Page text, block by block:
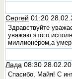
Сергей 01:20
Здравствуйте
уважаю этого
миллионером,а
Лада 08:30
Спасибо, Майя! С